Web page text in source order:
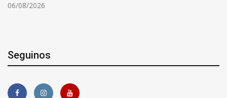
06/08/2026
Seguinos